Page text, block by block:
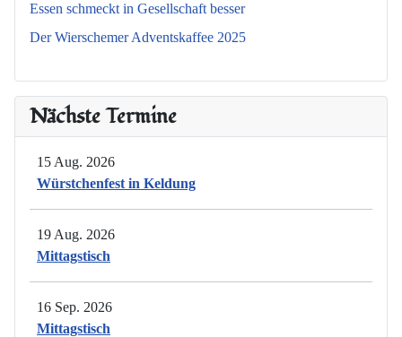
Essen schmeckt in Gesellschaft besser
Der Wierschemer Adventskaffee 2025
Nächste Termine
15 Aug. 2026
Würstchenfest in Keldung
19 Aug. 2026
Mittagstisch
16 Sep. 2026
Mittagstisch